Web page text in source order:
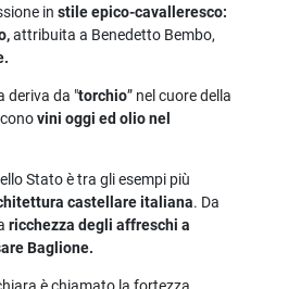
in stile epico-cavalleresco:
attribuita a Benedetto Bembo,
deriva da "torchio” nel cuore della
vini oggi ed olio nel
Stato è tra gli esempi più
castellare italiana. Da
ricchezza degli affreschi a
Baglione.